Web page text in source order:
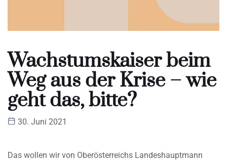
Wachstumskaiser beim
Weg aus der Krise – wie
geht das, bitte?
30. Juni 2021
Das wollen wir von Oberösterreichs Landeshauptmann